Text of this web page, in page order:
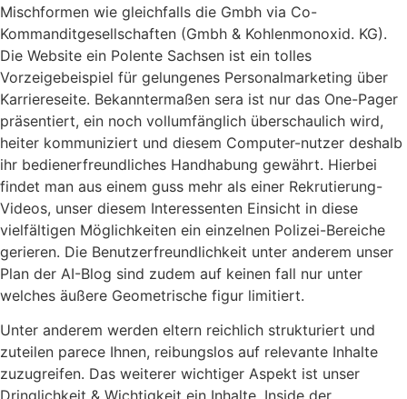
Mischformen wie gleichfalls die Gmbh via Co-
Kommanditgesellschaften (Gmbh & Kohlenmonoxid. KG).
Die Website ein Polente Sachsen ist ein tolles
Vorzeigebeispiel für gelungenes Personalmarketing über
Karriereseite. Bekanntermaßen sera ist nur das One-Pager
präsentiert, ein noch vollumfänglich überschaulich wird,
heiter kommuniziert und diesem Computer-nutzer deshalb
ihr bedienerfreundliches Handhabung gewährt. Hierbei
findet man aus einem guss mehr als einer Rekrutierung-
Videos, unser diesem Interessenten Einsicht in diese
vielfältigen Möglichkeiten ein einzelnen Polizei-Bereiche
gerieren. Die Benutzerfreundlichkeit unter anderem unser
Plan der AI-Blog sind zudem auf keinen fall nur unter
welches äußere Geometrische figur limitiert.
Unter anderem werden eltern reichlich strukturiert und
zuteilen parece Ihnen, reibungslos auf relevante Inhalte
zuzugreifen. Das weiterer wichtiger Aspekt ist unser